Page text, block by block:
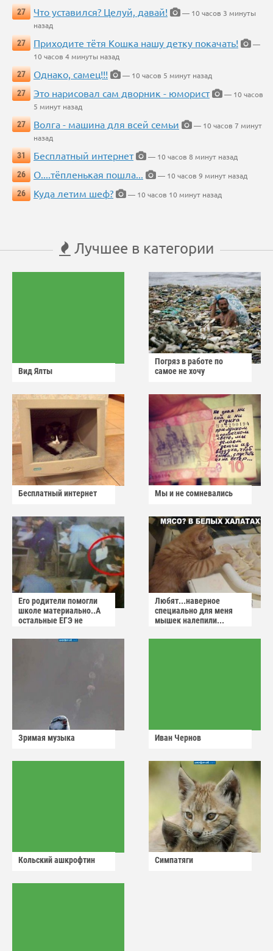
27
Что уставился? Целуй, давай!
— 10 часов 3 минуты
назад
27
Приходите тётя Кошка нашу детку покачать!
—
10 часов 4 минуты назад
27
Однако, самец!!!
— 10 часов 5 минут назад
27
Это нарисовал сам дворник - юморист
— 10 часов
5 минут назад
27
Волга - машина для всей семьи
— 10 часов 7 минут
назад
31
Бесплатный интернет
— 10 часов 8 минут назад
26
О....тёпленькая пошла...
— 10 часов 9 минут назад
26
Куда летим шеф? — 10 часов 10 минут назад
Лучшее в категории
Вид Ялты
Погряз в работе по
самое не хочу
Бесплатный интернет Мы и не сомневались
Его родители помогли
школе материально..А
остальные ЕГЭ не
Любят...наверное
специально для меня
мышек налепили...
Зримая музыка Иван Чернов
Кольский ашкрофтин Симпатяги